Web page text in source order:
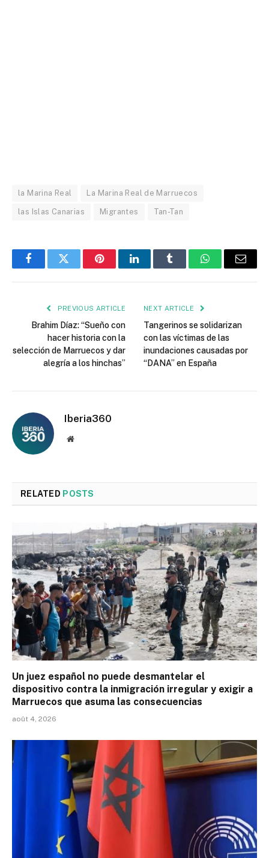
la Marina Real La Marina Real de Marruecos
las Islas Canarias Migrantes Tan-Tan
FacebookTwitter PinterestLinkedInTumblr WhatsAppEmail
PREVIOUS ARTICLE
Brahim Díaz: “Sueño con
hacer historia con la
selección de Marruecos y dar
alegría a los hinchas”
NEXT ARTICLE
Tangerinos se solidarizan
con las víctimas de las
inundaciones causadas por
“DANA” en España
Iberia360
Website
RELATED POSTS
Un juez español no puede desmantelar el
dispositivo contra la inmigración irregular y exigir a
Marruecos que asuma las consecuencias
août 4, 2026